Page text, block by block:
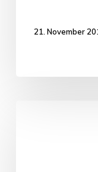
21. November